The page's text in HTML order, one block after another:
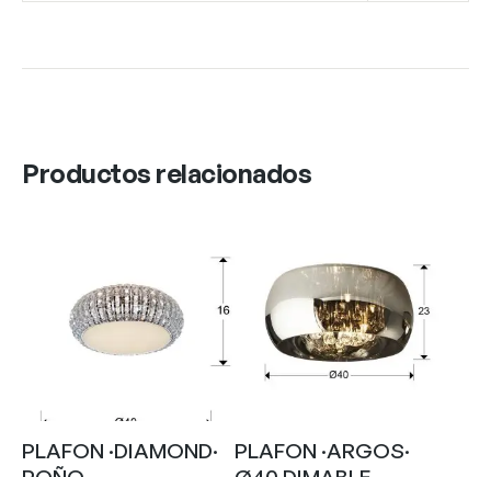
Productos relacionados
PLAFON ·DIAMOND·
PLAFON ·ARGOS·